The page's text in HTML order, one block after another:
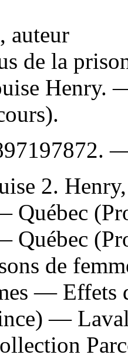
auteur
de la
Henry.
.
2.
Québec
Québec
de
— Effets
—